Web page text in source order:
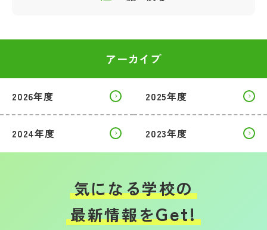
アーカイブ
2026年度 2025年度
2024年度 2023年度
気になる学校の
最新情報をGet!